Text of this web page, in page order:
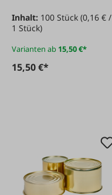
Inhalt: 100 Stück (0,16 € /
1 Stück)
Varianten ab 15,50 €*
15,50 €*